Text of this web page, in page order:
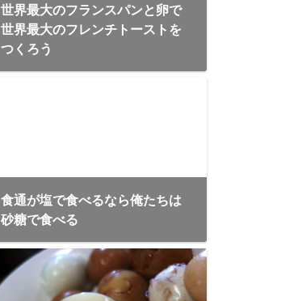
世界最大のフランスパンと卵で
世界最大のフレンチトーストを
つくろう
食通が塩で食べるなら俺たちは
砂糖で食べる